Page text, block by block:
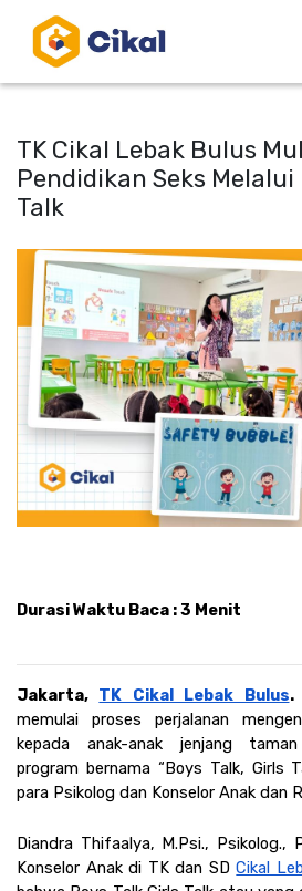
TK Cikal Lebak Bulus
Pendidikan Seks Melalui
Talk
Durasi Waktu Baca : 3 Menit
Jakarta, TK Cikal Lebak Bulus.
memulai proses perjalanan
kepada anak-anak jenjang
program bernama “Boys Talk, Girls
para Psikolog dan Konselor Anak dan
Diandra Thifaalya, M.Psi., Psikolog.,
Konselor Anak di TK dan SD Cikal